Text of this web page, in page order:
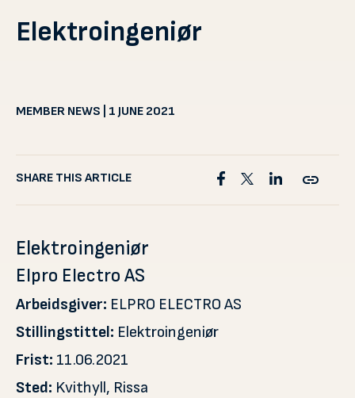
Elektroingeniør
MEMBER NEWS | 1 JUNE 2021
SHARE THIS ARTICLE
Elektroingeniør
Elpro Electro AS
Arbeidsgiver: ELPRO ELECTRO AS
Stillingstittel: Elektroingeniør
Frist: 11.06.2021
Sted: Kvithyll, Rissa